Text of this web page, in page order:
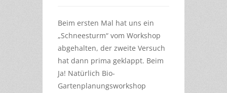
Beim ersten Mal hat uns ein
„Schneesturm“ vom Workshop
abgehalten, der zweite Versuch
hat dann prima geklappt. Beim
Ja! Natürlich Bio-
Gartenplanungsworkshop